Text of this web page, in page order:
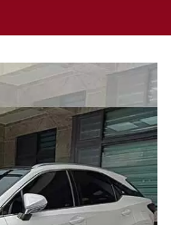
E Oficinas
De
Plastic